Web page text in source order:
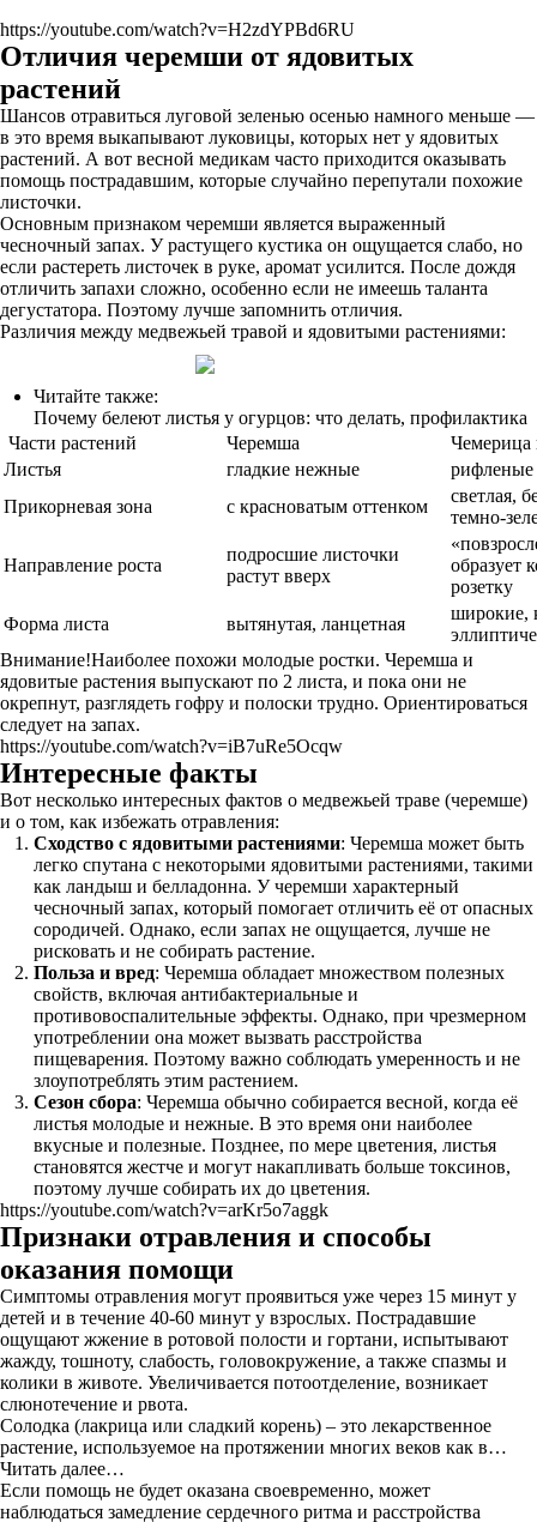
https://youtube.com/watch?v=H2zdYPBd6RU
Отличия черемши от ядовитых
растений
Шансов отравиться луговой зеленью осенью намного меньше —
в это время выкапывают луковицы, которых нет у ядовитых
растений. А вот весной медикам часто приходится оказывать
помощь пострадавшим, которые случайно перепутали похожие
листочки.
Основным признаком черемши является выраженный
чесночный запах. У растущего кустика он ощущается слабо, но
если растереть листочек в руке, аромат усилится. После дождя
отличить запахи сложно, особенно если не имеешь таланта
дегустатора. Поэтому лучше запомнить отличия.
Различия между медвежьей травой и ядовитыми растениями:
Читайте также:
Почему белеют листья у огурцов: что делать, профилактика
Части растений
Черемша
Листья
гладкие нежные
Прикорневая зона
с красноватым оттенком
светлая,
темно-
Направление роста
подросшие листочки
растут вверх
образует
розетку
Форма листа
вытянутая, ланцетная
широкие,
Внимание!Наиболее похожи молодые ростки. Черемша и
ядовитые растения выпускают по 2 листа, и пока они не
окрепнут, разглядеть гофру и полоски трудно. Ориентироваться
следует на запах.
https://youtube.com/watch?v=iB7uRe5Ocqw
Интересные факты
Вот несколько интересных фактов о медвежьей траве (черемше)
и о том, как избежать отравления:
Сходство с ядовитыми растениями: Черемша может быть
легко спутана с некоторыми ядовитыми растениями, такими
как ландыш и белладонна. У черемши характерный
чесночный запах, который помогает отличить её от опасных
сородичей. Однако, если запах не ощущается, лучше не
рисковать и не собирать растение.
Польза и вред: Черемша обладает множеством полезных
свойств, включая антибактериальные и
противовоспалительные эффекты. Однако, при чрезмерном
употреблении она может вызвать расстройства
пищеварения. Поэтому важно соблюдать умеренность и не
злоупотреблять этим растением.
Сезон сбора: Черемша обычно собирается весной, когда её
листья молодые и нежные. В это время они наиболее
вкусные и полезные. Позднее, по мере цветения, листья
становятся жестче и могут накапливать больше токсинов,
поэтому лучше собирать их до цветения.
https://youtube.com/watch?v=arKr5o7aggk
Признаки отравления и способы
оказания помощи
Симптомы отравления могут проявиться уже через 15 минут у
детей и в течение 40-60 минут у взрослых. Пострадавшие
ощущают жжение в ротовой полости и гортани, испытывают
жажду, тошноту, слабость, головокружение, а также спазмы и
колики в животе. Увеличивается потоотделение, возникает
слюнотечение и рвота.
Солодка (лакрица или сладкий корень) – это лекарственное
растение, используемое на протяжении многих веков как в…
Читать далее…
Если помощь не будет оказана своевременно, может
наблюдаться замедление сердечного ритма и расстройства